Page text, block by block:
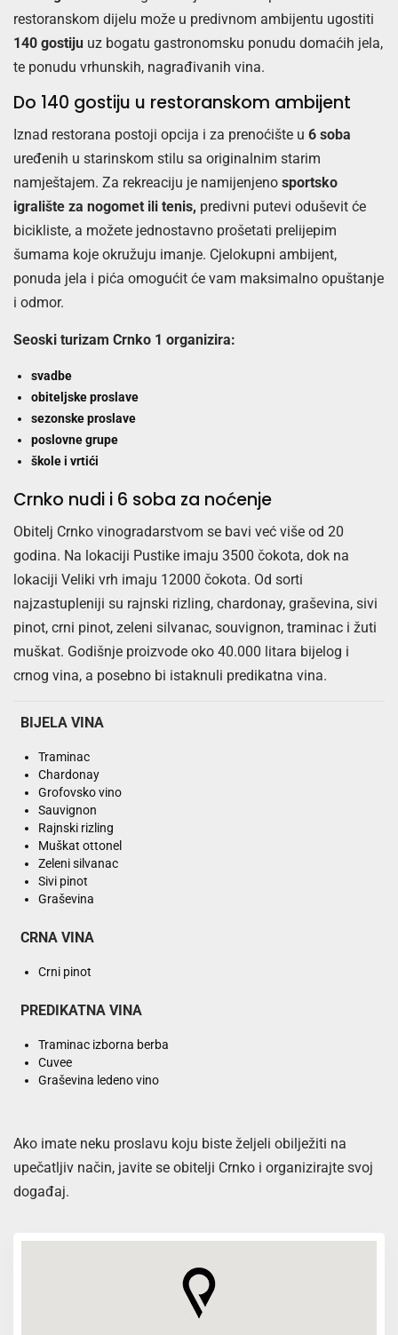
restoranskom dijelu može u predivnom ambijentu ugostiti
140 gostiju uz bogatu gastronomsku ponudu domaćih jela,
te ponudu vrhunskih, nagrađivanih vina.
Do 140 gostiju u restoranskom ambijent
Iznad restorana postoji opcija i za prenoćište u 6 soba
uređenih u starinskom stilu sa originalnim starim
namještajem. Za rekreaciju je namijenjeno sportsko
igralište za nogomet ili tenis, predivni putevi oduševit će
bicikliste, a možete jednostavno prošetati prelijepim
šumama koje okružuju imanje. Cjelokupni ambijent,
ponuda jela i pića omogućit će vam maksimalno opuštanje
i odmor.
Seoski turizam Crnko 1 organizira:
svadbe
obiteljske proslave
sezonske proslave
poslovne grupe
škole i vrtići
Crnko nudi i 6 soba za noćenje
Obitelj Crnko vinogradarstvom se bavi već više od 20
godina. Na lokaciji Pustike imaju 3500 čokota, dok na
lokaciji Veliki vrh imaju 12000 čokota. Od sorti
najzastupleniji su rajnski rizling, chardonay, graševina, sivi
pinot, crni pinot, zeleni silvanac, souvignon, traminac i žuti
muškat. Godišnje proizvode oko 40.000 litara bijelog i
crnog vina, a posebno bi istaknuli predikatna vina.
BIJELA VINA
Traminac
Chardonay
Grofovsko vino
Sauvignon
Rajnski rizling
Muškat ottonel
Zeleni silvanac
Sivi pinot
Graševina
CRNA VINA
Crni pinot
PREDIKATNA VINA
Traminac izborna berba
Cuvee
Graševina ledeno vino
Ako imate neku proslavu koju biste željeli obilježiti na
upečatljiv način, javite se obitelji Crnko i organizirajte svoj
događaj.